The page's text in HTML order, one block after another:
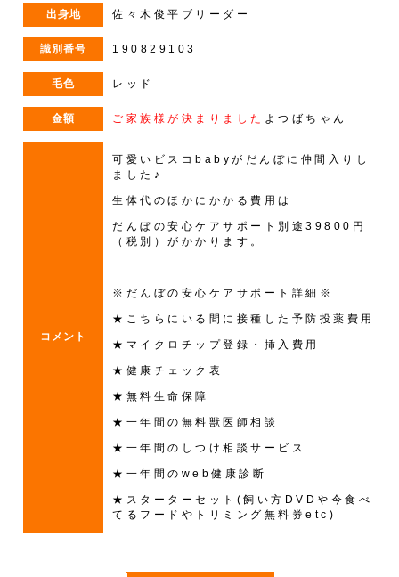
出身地 佐々木俊平ブリーダー
識別番号 190829103
毛色 レッド
金額 ご家族様が決まりました よつばちゃん
コメント
可愛いビスコbabyがだんぼに仲間入りし
ました♪
生体代のほかにかかる費用は
だんぼの安心ケアサポート別途39800円
（税別）がかかります。
※だんぼの安心ケアサポート詳細※
★こちらにいる間に接種した予防投薬費用
★マイクロチップ登録・挿入費用
★健康チェック表
★無料生命保障
★一年間の無料獣医師相談
★一年間のしつけ相談サービス
★一年間のweb健康診断
★スターターセット(飼い方DVDや今食べ
てるフードやトリミング無料券etc)